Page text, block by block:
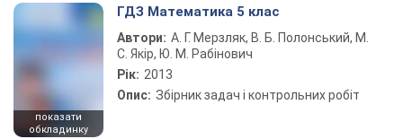
показати
обкладинку
ГДЗ Математика 5 клас
Автори: А. Г. Мерзляк, В. Б. Полонський, М.
С. Якір, Ю. М. Рабінович
Рік: 2013
Опис: Збірник задач і контрольних робіт